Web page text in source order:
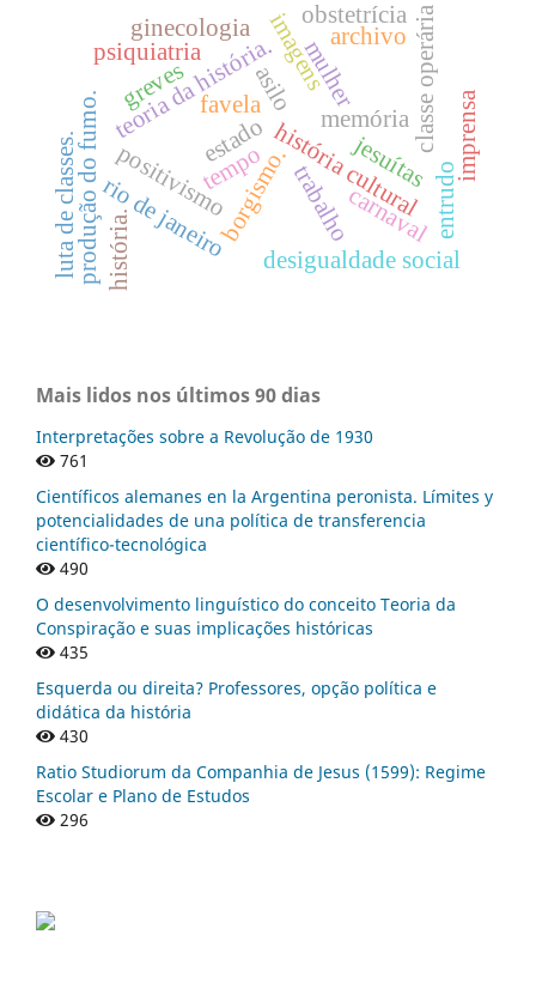
tempo
memória
história cultural
teoria da história.imagens
positivismo
greves classe operária
borgismo.trabalho
produção do fumo. estado
desigualdade social
luta de classes.
favela
rio de janeiro
ginecologia obstetrícia
mulher
história.
psiquiatria
asilo
carnavalentrudo
imprensa
archivo
jesuítas
Mais lidos nos últimos 90 dias
Interpretações sobre a Revolução de 1930
761
Científicos alemanes en la Argentina peronista. Límites y
potencialidades de una política de transferencia
científico-tecnológica
490
O desenvolvimento linguístico do conceito Teoria da
Conspiração e suas implicações históricas
435
Esquerda ou direita? Professores, opção política e
didática da história
430
Ratio Studiorum da Companhia de Jesus (1599): Regime
Escolar e Plano de Estudos
296